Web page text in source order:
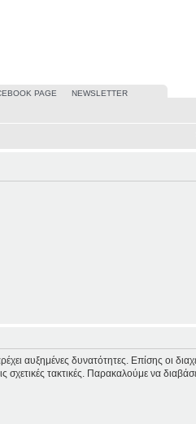
PAGE NEWSLETTER
αυξημένες δυνατότητες. Επίσης οι
σχετικές τακτικές. Παρακαλούμε να